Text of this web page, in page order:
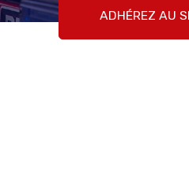
ADHÉREZ AU